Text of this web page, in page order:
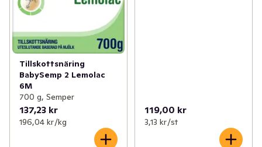
Tillskottsnäring
BabySemp 2 Lemolac
6M
700 g, Semper
137,23 kr
196,04 kr /kg
119,00 kr
3,13 kr /st